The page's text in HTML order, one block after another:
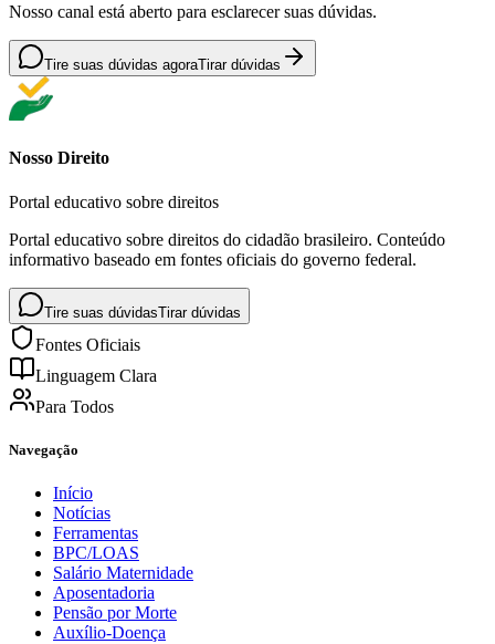
Nosso canal está aberto para esclarecer suas dúvidas.
Tire suas dúvidas agoraTirar dúvidas
Nosso Direito
Portal educativo sobre direitos
Portal educativo sobre direitos do cidadão brasileiro. Conteúdo
informativo baseado em fontes oficiais do governo federal.
Tire suas dúvidasTirar dúvidas
Fontes Oficiais
Linguagem Clara
Para Todos
Navegação
Início
Notícias
Ferramentas
BPC/LOAS
Salário Maternidade
Aposentadoria
Pensão por Morte
Auxílio-Doença